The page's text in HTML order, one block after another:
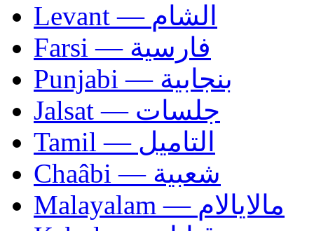
Levant — الشام
Farsi — فارسية
Punjabi — بنجابية
Jalsat — جلسات
Tamil — التاميل
Chaâbi — شعبية
Malayalam — مالايالام